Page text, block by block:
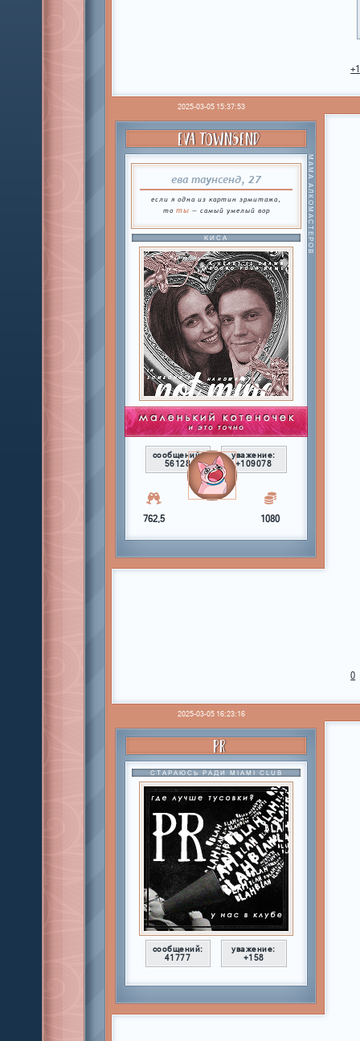
+1
2025-03-05 15:37:53
EVA TOWNSEND
ева таунсенд, 27
если я одна из картин эрмитажа,
то ты — самый умелый вор МАМА АЛКОМАСТЕРОВ
КИСА
сообщений:
56128
уважение:
+109078
762,5 1080
0
2025-03-05 16:23:16
PR
СТАРАЮСЬ РАДИ MIAMI CLUB
сообщений:
41777
уважение:
+158